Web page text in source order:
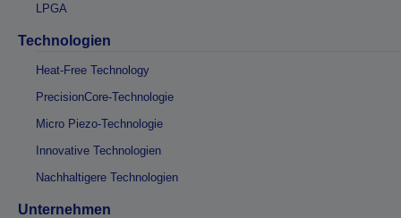
LPGA
Technologien
Heat-Free Technology
PrecisionCore-Technologie
Micro Piezo-Technologie
Innovative Technologien
Nachhaltigere Technologien
Unternehmen